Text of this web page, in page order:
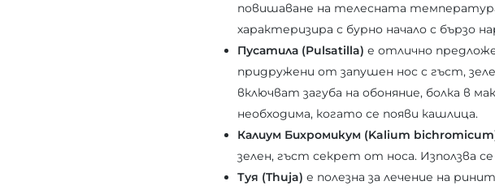
повишаване на телесната
характеризира с бурно начало с бързо
Пусатила (Pulsatilla) е отлично
придружени от запушен нос с гъст,
включват загуба на обоняние, болка в
необходима, когато се появи кашлица.
Калиум Бихромикум (Kalium
зелен, гъст секрет от носа. Използва
Туя (Thuja) е полезна за лечение на